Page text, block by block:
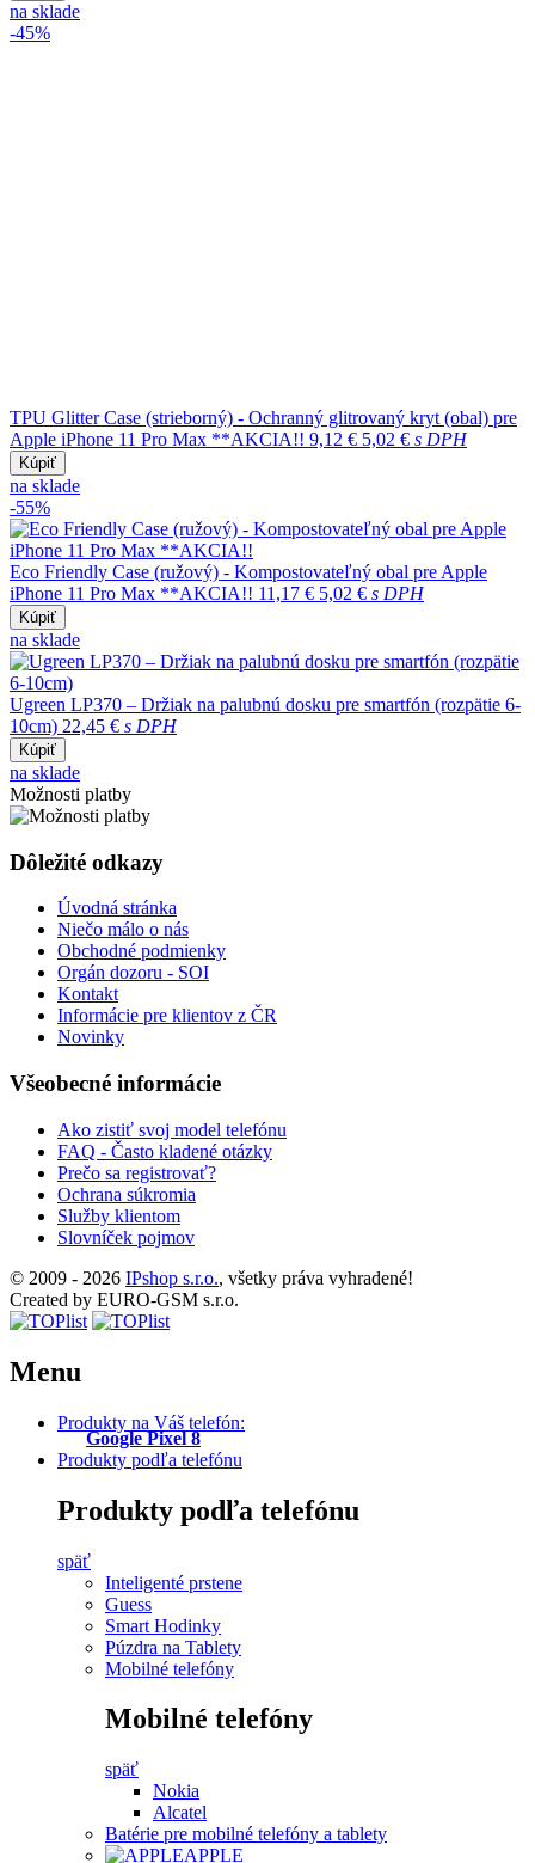
na sklade
-45%
TPU Glitter Case (strieborný) - Ochranný glitrovaný kryt (obal) pre
Apple iPhone 11 Pro Max **AKCIA!! 9,12 € 5,02 € s DPH
Kúpiť
na sklade
-55%
Eco Friendly Case (ružový) - Kompostovateľný obal pre Apple
iPhone 11 Pro Max **AKCIA!! 11,17 € 5,02 € s DPH
Kúpiť
na sklade
Ugreen LP370 – Držiak na palubnú dosku pre smartfón (rozpätie 6-
10cm) 22,45 € s DPH
Kúpiť
na sklade
Možnosti platby
Dôležité odkazy
Úvodná stránka
Niečo málo o nás
Obchodné podmienky
Orgán dozoru - SOI
Kontakt
Informácie pre klientov z ČR
Novinky
Všeobecné informácie
Ako zistiť svoj model telefónu
FAQ - Často kladené otázky
Prečo sa registrovať?
Ochrana súkromia
Služby klientom
Slovníček pojmov
© 2009 - 2026 IPshop s.r.o., všetky práva vyhradené!
Created by EURO-GSM s.r.o.
Menu
Produkty na Váš telefón:
Google Pixel 8
Produkty podľa telefónu
Produkty podľa telefónu
späť
Inteligenté prstene
Guess
Smart Hodinky
Púzdra na Tablety
Mobilné telefóny
Mobilné telefóny
späť
Nokia
Alcatel
Batérie pre mobilné telefóny a tablety
APPLE